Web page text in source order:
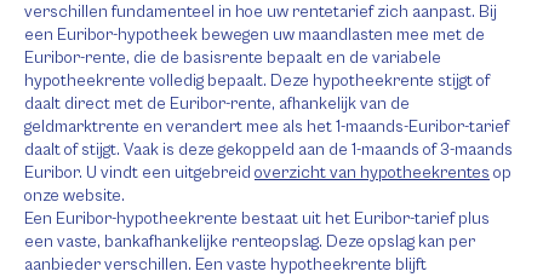
verschillen fundamenteel in hoe uw rentetarief zich aanpast. Bij
een Euribor-hypotheek bewegen uw maandlasten mee met de
Euribor-rente, die de basisrente bepaalt en de variabele
hypotheekrente volledig bepaalt. Deze hypotheekrente stijgt of
daalt direct met de Euribor-rente, afhankelijk van de
geldmarktrente en verandert mee als het 1-maands-Euribor-tarief
daalt of stijgt. Vaak is deze gekoppeld aan de 1-maands of 3-maands
Euribor. U vindt een uitgebreid overzicht van hypotheekrentes op
onze website.
Een Euribor-hypotheekrente bestaat uit het Euribor-tarief plus
een vaste, bankafhankelijke renteopslag. Deze opslag kan per
aanbieder verschillen. Een vaste hypotheekrente blijft